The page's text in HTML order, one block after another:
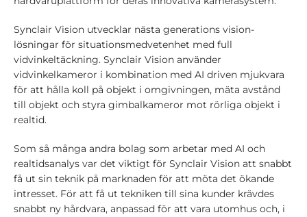
Synclair Vision utvecklar nästa generations vision-
lösningar för situationsmedvetenhet med full
vidvinkeltäckning. Synclair Vision använder
vidvinkelkameror i kombination med AI driven mjukvara
för att hålla koll på objekt i omgivningen, mäta avstånd
till objekt och styra gimbalkameror mot rörliga objekt i
realtid.
Som så många andra bolag som arbetar med AI och
realtidsanalys var det viktigt för Synclair Vision att snabbt
få ut sin teknik på marknaden för att möta det ökande
intresset. För att få ut tekniken till sina kunder krävdes
snabbt ny hårdvara, anpassad för att vara utomhus och, i